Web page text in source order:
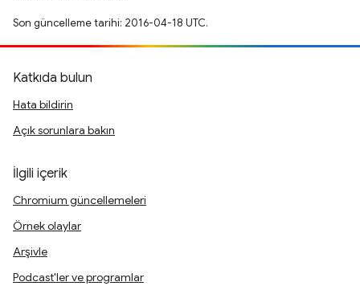
Son güncelleme tarihi: 2016-04-18 UTC.
Katkıda bulun
Hata bildirin
Açık sorunlara bakın
İlgili içerik
Chromium güncellemeleri
Örnek olaylar
Arşivle
Podcast'ler ve programlar